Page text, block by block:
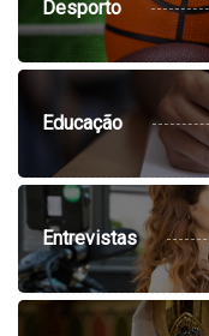
Desporto
Educação
Entrevistas